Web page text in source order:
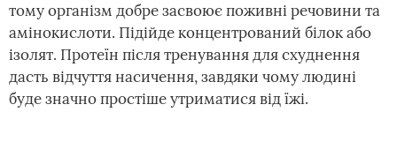
тому організм добре засвоює поживні речовини та
амінокислоти. Підійде концентрований білок або
ізолят. Протеїн після тренування для схуднення
дасть відчуття насичення, завдяки чому людині
буде значно простіше утриматися від їжі.